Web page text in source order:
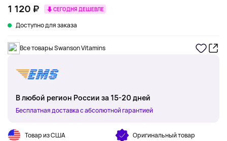
1 120 ₽ СЕГОДНЯ ДЕШЕВЛЕ
Доступно для заказа
Все товары Swanson Vitamins
В любой регион России за 15-20 дней
Бесплатная доставка с абсолютной гарантией
Товар из США Оригинальный товар